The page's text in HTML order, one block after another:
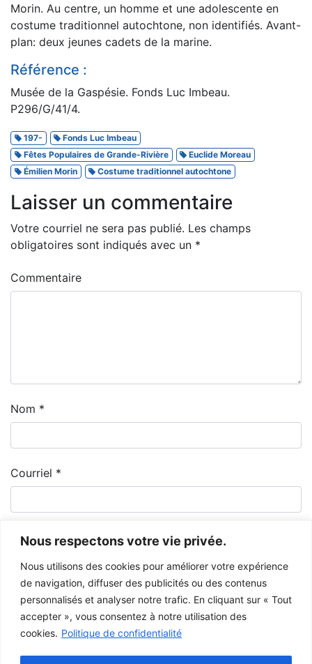
Nous respectons votre vie privée.
Nous utilisons des cookies pour améliorer votre expérience
de navigation, diffuser des publicités ou des contenus
personnalisés et analyser notre trafic. En cliquant sur « Tout
accepter », vous consentez à notre utilisation des
cookies. Politique de confidentialité
Morin. Au centre, un homme et une adolescente en
costume traditionnel autochtone, non identifiés. Avant-
plan: deux jeunes cadets de la marine.
Référence :
Musée de la Gaspésie. Fonds Luc Imbeau.
P296/G/41/4.
197-
Fonds Luc Imbeau
Fêtes Populaires de Grande-Rivière
Euclide Moreau
Émilien Morin
Costume traditionnel autochtone
Laisser un commentaire
Votre courriel ne sera pas publié. Les champs
obligatoires sont indiqués avec un *
Commentaire
Nom *
Courriel *